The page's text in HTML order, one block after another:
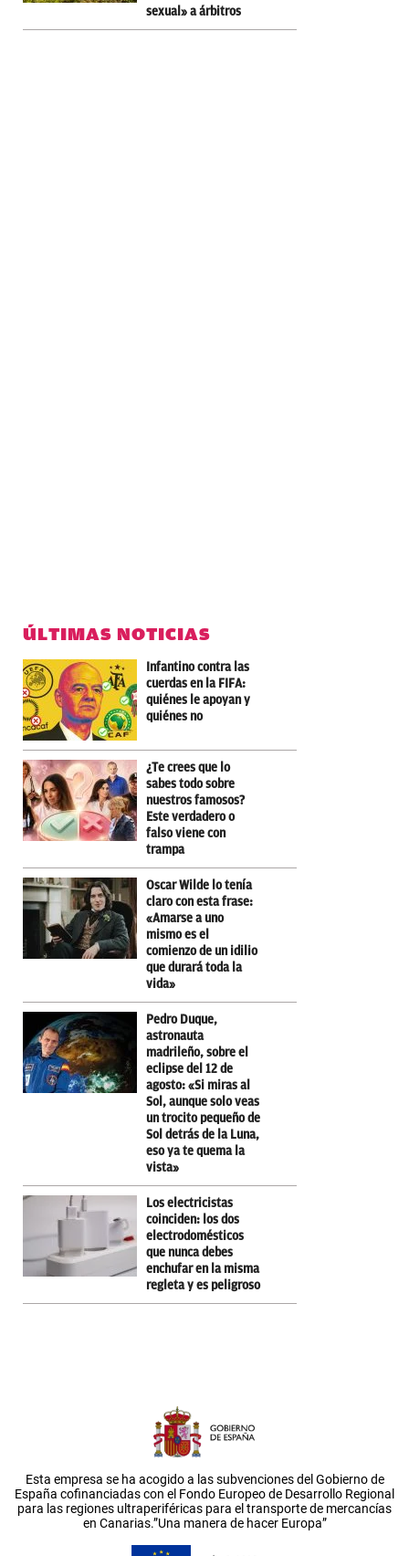
sexual» a árbitros
ÚLTIMAS NOTICIAS
Infantino contra las
cuerdas en la FIFA:
quiénes le apoyan y
quiénes no
¿Te crees que lo
sabes todo sobre
nuestros famosos?
Este verdadero o
falso viene con
trampa
Oscar Wilde lo tenía
claro con esta frase:
«Amarse a uno
mismo es el
comienzo de un idilio
que durará toda la
vida»
Pedro Duque,
astronauta
madrileño, sobre el
eclipse del 12 de
agosto: «Si miras al
Sol, aunque solo veas
un trocito pequeño de
Sol detrás de la Luna,
eso ya te quema la
vista»
Los electricistas
coinciden: los dos
electrodomésticos
que nunca debes
enchufar en la misma
regleta y es peligroso
Esta empresa se ha acogido a las subvenciones del Gobierno de
España cofinanciadas con el Fondo Europeo de Desarrollo Regional
para las regiones ultraperiféricas para el transporte de mercancías
en Canarias.”Una manera de hacer Europa”